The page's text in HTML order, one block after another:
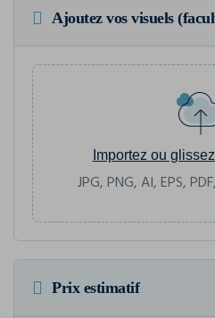
Ajoutez vos visuels
Importez ou
JPG, PNG, AI, EPS,
Prix estimatif